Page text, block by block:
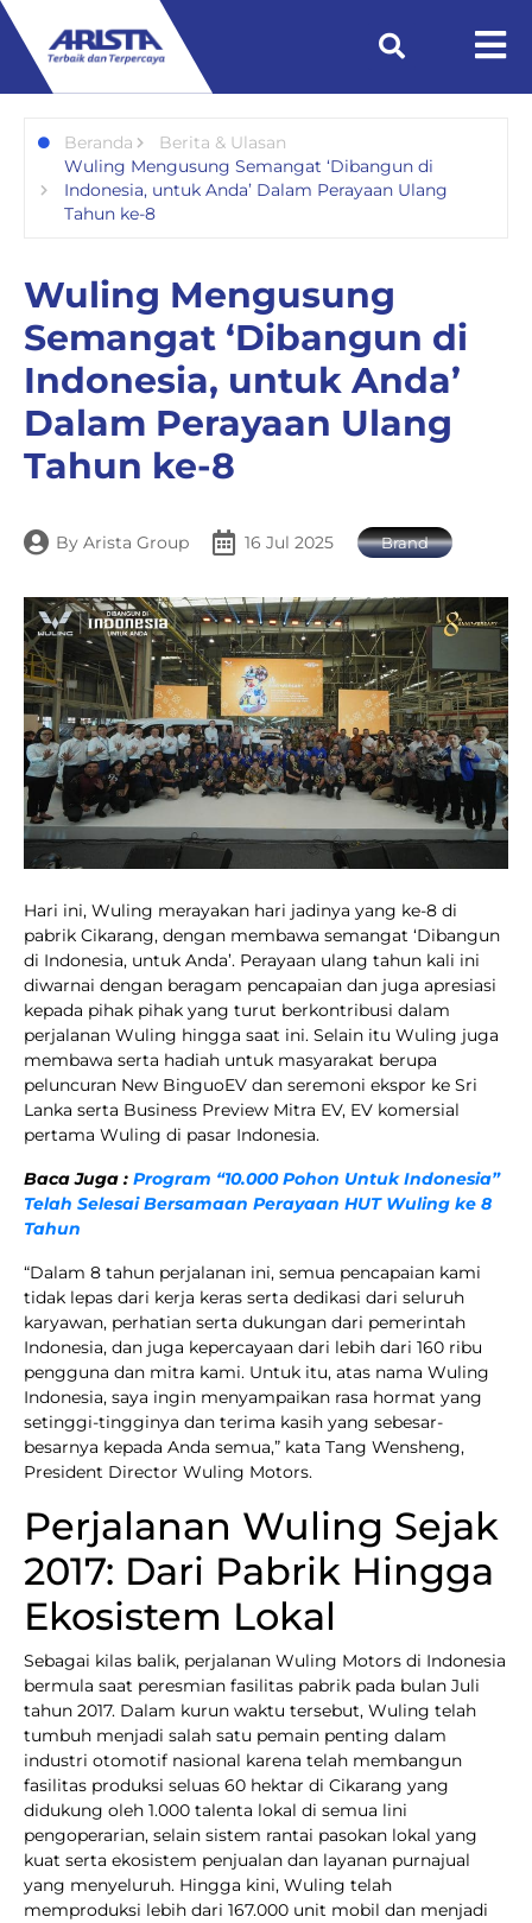
Beranda
Berita & Ulasan
Wuling Mengusung Semangat ‘Dibangun di
Indonesia, untuk Anda’ Dalam Perayaan Ulang
Tahun ke-8
Wuling Mengusung
Semangat ‘Dibangun di
Indonesia, untuk Anda’
Dalam Perayaan Ulang
Tahun ke-8
By Arista Group 16 Jul 2025 Brand
Hari ini, Wuling merayakan hari jadinya yang ke-8 di
pabrik Cikarang, dengan membawa semangat ‘Dibangun
di Indonesia, untuk Anda’. Perayaan ulang tahun kali ini
diwarnai dengan beragam pencapaian dan juga apresiasi
kepada pihak pihak yang turut berkontribusi dalam
perjalanan Wuling hingga saat ini. Selain itu Wuling juga
membawa serta hadiah untuk masyarakat berupa
peluncuran New BinguoEV dan seremoni ekspor ke Sri
Lanka serta Business Preview Mitra EV, EV komersial
pertama Wuling di pasar Indonesia.
Baca Juga : Program “10.000 Pohon Untuk Indonesia”
Telah Selesai Bersamaan Perayaan HUT Wuling ke 8
Tahun
“Dalam 8 tahun perjalanan ini, semua pencapaian kami
tidak lepas dari kerja keras serta dedikasi dari seluruh
karyawan, perhatian serta dukungan dari pemerintah
Indonesia, dan juga kepercayaan dari lebih dari 160 ribu
pengguna dan mitra kami. Untuk itu, atas nama Wuling
Indonesia, saya ingin menyampaikan rasa hormat yang
setinggi-tingginya dan terima kasih yang sebesar-
besarnya kepada Anda semua,” kata Tang Wensheng,
President Director Wuling Motors.
Perjalanan Wuling Sejak
2017: Dari Pabrik Hingga
Ekosistem Lokal
Sebagai kilas balik, perjalanan Wuling Motors di Indonesia
bermula saat peresmian fasilitas pabrik pada bulan Juli
tahun 2017. Dalam kurun waktu tersebut, Wuling telah
tumbuh menjadi salah satu pemain penting dalam
industri otomotif nasional karena telah membangun
fasilitas produksi seluas 60 hektar di Cikarang yang
didukung oleh 1.000 talenta lokal di semua lini
pengoperarian, selain sistem rantai pasokan lokal yang
kuat serta ekosistem penjualan dan layanan purnajual
yang menyeluruh. Hingga kini, Wuling telah
memproduksi lebih dari 167.000 unit mobil dan menjadi